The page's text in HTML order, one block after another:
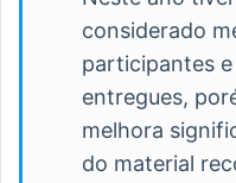
considerado
participantes
entregues,
melhora
do material